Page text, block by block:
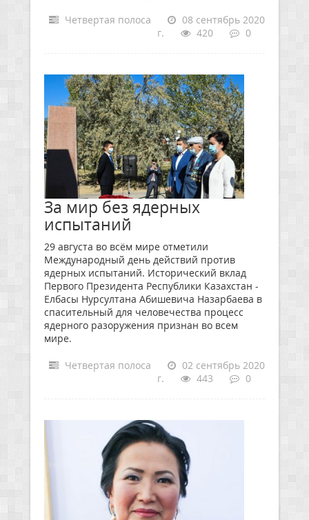
Четвертая полоса
08 сентябрь 2020
г.
420 0
За мир без ядерных
испытаний
29 августа во всём мире отметили
Международный день действий против
ядерных испытаний. Исторический вклад
Первого Президента Республики Казахстан -
Елбасы Нурсултана Абишевича Назарбаева в
спасительный для человечества процесс
ядерного разоружения признан во всем
мире.
Четвертая полоса
02 сентябрь 2020
г.
443 0